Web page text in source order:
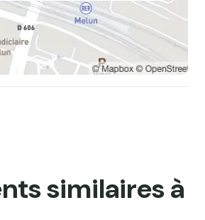
similaires à